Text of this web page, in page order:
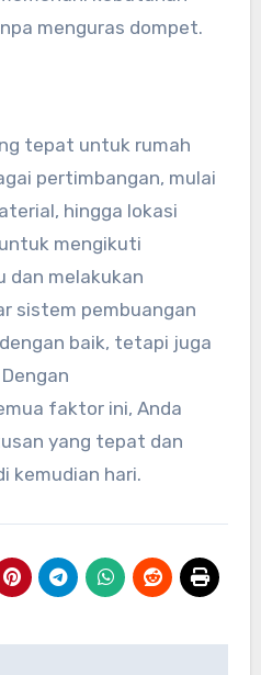
menguras dompet.
tepat untuk rumah
pertimbangan, mulai
hingga lokasi
mengikuti
dan melakukan
sistem pembuangan
baik, tetapi juga
faktor ini, Anda
yang tepat dan
kemudian hari.